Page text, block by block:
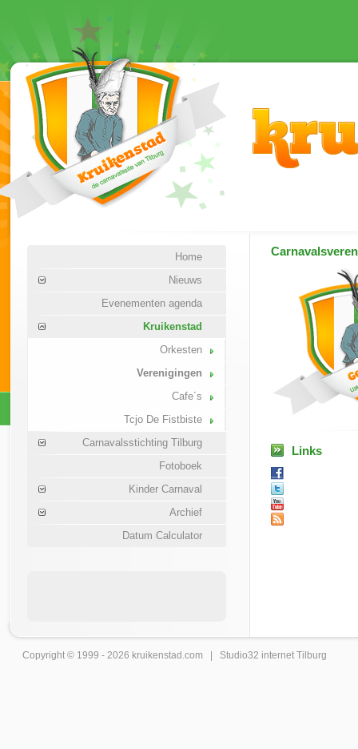
Home
Nieuws
Evenementen agenda
Kruikenstad
Orkesten
Verenigingen
Cafe´s
Tcjo De Fistbiste
Carnavalsstichting Tilburg
Fotoboek
Kinder Carnaval
Archief
Datum Calculator
Links
Copyright © 1999 - 2026 kruikenstad .com | Studio32 internet Tilburg